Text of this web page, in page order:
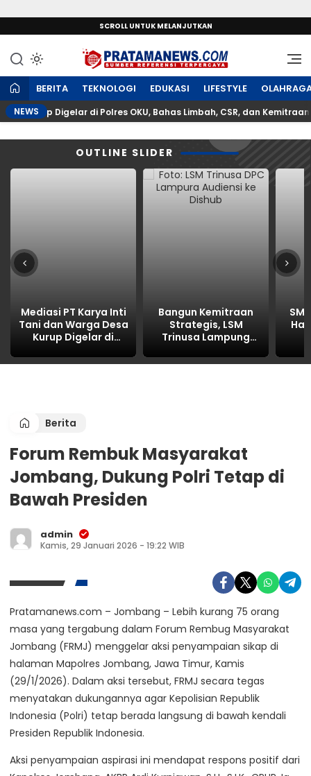
SCROLL UNTUK MELANJUTKAN
PratamaNews.com
Sumber Referensi Terpercaya
BERITA TEKNOLOGI EDUKASI LIFESTYLE
NEWS
Kurup Digelar di Polres OKU, Bahas Limbah, CSR, dan Kemitraan
OUTLINE SLIDER
Mediasi PT Karya Inti
Tani dan Warga Desa
Kurup Digelar di
Limbah, CSR, dan
Bangun Kemitraan
Strategis, LSM
Trinusa Lampung
dengan Dinas
Berita
Forum Rembuk Masyarakat
Jombang, Dukung Polri Tetap di
Bawah Presiden
admin
Kamis, 29 Januari 2026 - 19:22 WIB
Pratamanews.com – Jombang – Lebih kurang 75 orang
masa yang tergabung dalam Forum Rembug Masyarakat
Jombang (FRMJ) menggelar aksi penyampaian sikap di
halaman Mapolres Jombang, Jawa Timur, Kamis
(29/1/2026). Dalam aksi tersebut, FRMJ secara tegas
menyatakan dukungannya agar Kepolisian Republik
Indonesia (Polri) tetap berada langsung di bawah kendali
Presiden Republik Indonesia.
Aksi penyampaian aspirasi ini mendapat respons positif dari